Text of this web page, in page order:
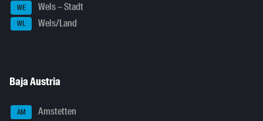
WE Wels – Stadt
WL Wels/Land
Baja Austria
AM Amstetten